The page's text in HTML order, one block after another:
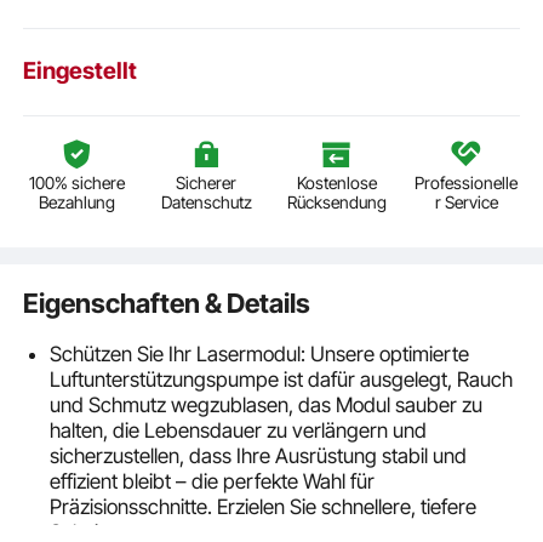
Eingestellt
100% sichere
Bezahlung
Sicherer
Datenschutz
Kostenlose
Rücksendung
Professionelle
r Service
Eigenschaften & Details
Schützen Sie Ihr Lasermodul: Unsere optimierte
Luftunterstützungspumpe ist dafür ausgelegt, Rauch
und Schmutz wegzublasen, das Modul sauber zu
halten, die Lebensdauer zu verlängern und
sicherzustellen, dass Ihre Ausrüstung stabil und
effizient bleibt – die perfekte Wahl für
Präzisionsschnitte. Erzielen Sie schnellere, tiefere
Schnitte.